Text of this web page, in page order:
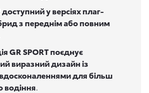
у версіях плаг-
з переднім або повним
GR SPORT поєднує
виразний дизайн із
для більш
водіння